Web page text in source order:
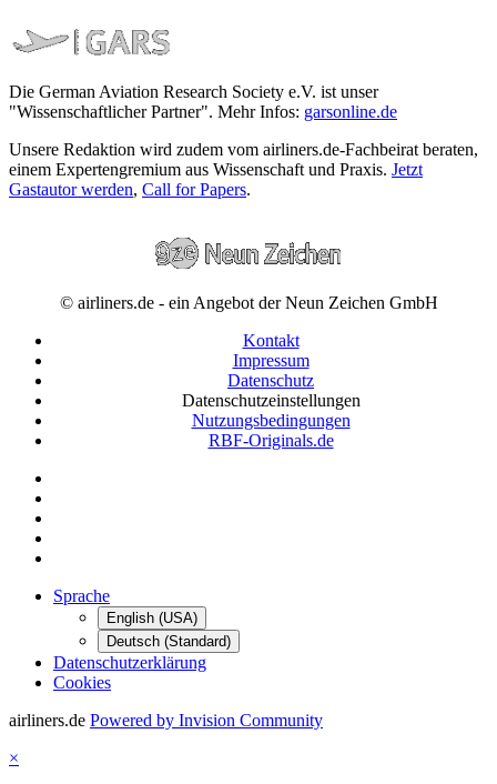
Die German Aviation Research Society e.V. ist unser
"Wissenschaftlicher Partner". Mehr Infos: garsonline.de
Unsere Redaktion wird zudem vom airliners.de-Fachbeirat beraten,
einem Expertengremium aus Wissenschaft und Praxis. Jetzt
Gastautor werden, Call for Papers.
© airliners.de - ein Angebot der Neun Zeichen GmbH
Kontakt
Impressum
Datenschutz
Datenschutzeinstellungen
Nutzungsbedingungen
RBF-Originals.de
Sprache
English (USA)
Deutsch (Standard)
Datenschutzerklärung
Cookies
airliners.de Powered by Invision Community
×